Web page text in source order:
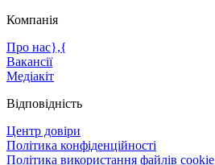
Компанія
Про нас},{
Вакансії
Медіакіт
Відповідність
Центр довіри
Політика конфіденційності
Політика використання файлів cookie